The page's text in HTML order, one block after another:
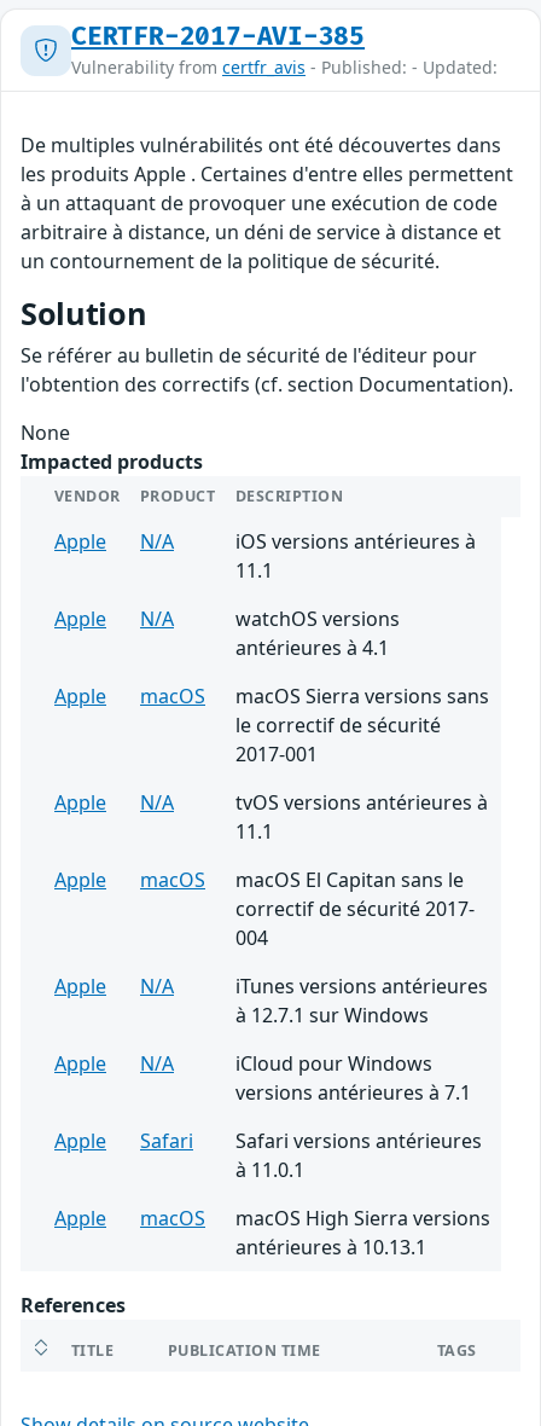
CERTFR-2017-AVI-385
Vulnerability from certfr_avis - Published: - Updated:
De multiples vulnérabilités ont été découvertes dans
les produits Apple . Certaines d'entre elles permettent
à un attaquant de provoquer une exécution de code
arbitraire à distance, un déni de service à distance et
un contournement de la politique de sécurité.
Solution
Se référer au bulletin de sécurité de l'éditeur pour
l'obtention des correctifs (cf. section Documentation).
None
Impacted products
VENDOR PRODUCT DESCRIPTION
Apple N/A
iOS versions antérieures à
11.1
Apple
N/A
watchOS versions
antérieures à 4.1
Apple
macOS
macOS Sierra versions sans
le correctif de sécurité
2017-001
Apple
N/A
tvOS versions antérieures à
11.1
Apple
macOS
macOS El Capitan sans le
correctif de sécurité 2017-
004
Apple
N/A
iTunes versions antérieures
à 12.7.1 sur Windows
Apple
N/A
iCloud pour Windows
versions antérieures à 7.1
Apple
Safari
Safari versions antérieures
à 11.0.1
Apple
macOS
macOS High Sierra versions
antérieures à 10.13.1
References
TITLE PUBLICATION TIME TAGS